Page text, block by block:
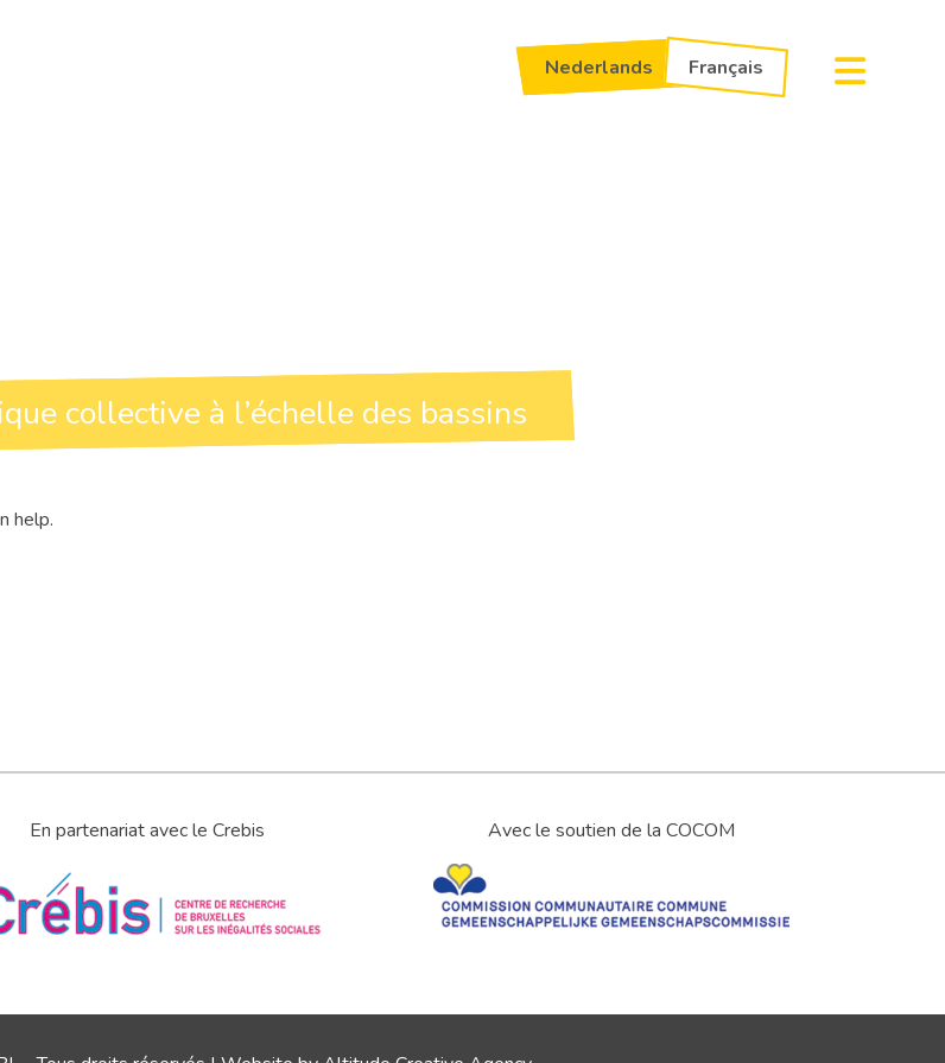
Nederlands Français
collective à l’échelle des bassins
help.
En partenariat avec le Crebis Avec le soutien de la COCOM